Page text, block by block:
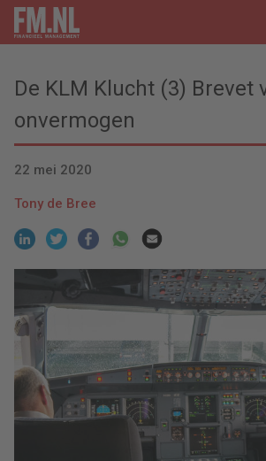
De KLM Klucht (3) Brevet
onvermogen
22 mei 2020
Tony de Bree